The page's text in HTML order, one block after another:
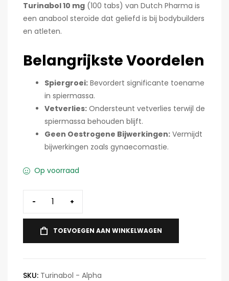
Turinabol 10 mg (100 tabs) van Dutch Pharma is
een anabool steroïde dat geliefd is bij bodybuilders
en atleten.
Belangrijkste Voordelen
Spiergroei: Bevordert significante toename
in spiermassa.
Vetverlies: Ondersteunt vetverlies terwijl de
spiermassa behouden blijft.
Geen Oestrogene Bijwerkingen: Vermijdt
bijwerkingen zoals gynaecomastie.
Op voorraad
- +
TOEVOEGEN AAN WINKELWAGEN
SKU: Turinabol - Alpha